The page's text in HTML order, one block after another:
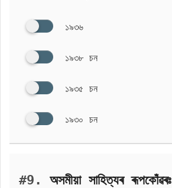
১৯৩৬
১৯৩৮ চন
১৯৩৫ চন
১৯৩০ চন
#9. অসমীয়া সাহিত্যৰ ৰূপকোঁৱৰঃ